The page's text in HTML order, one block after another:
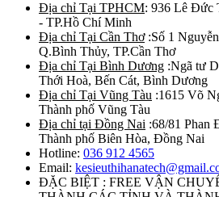
Địa chỉ Tại TPHCM: 936 Lê Đức
- TP.Hồ Chí Minh
Địa chỉ Tại Cần Thơ:Số 1
Q.Bình Thủy, TP.Cần Thơ
Địa chỉ Tại Bình Dương :Ngã tư
Thới Hoà, Bến Cát, Bình Dương
Địa chỉ Tại Vũng Tàu :1615 Võ
Thành phố Vũng Tàu
Địa chỉ tại Đồng Nai :68/81 Phan
Thành phố Biên Hòa, Đồng Nai
Hotline: 036 912 4565
Email:
ĐẶC BIỆT : FREE VẬN